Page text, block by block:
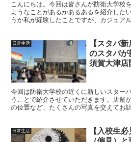
こんにちは。今回は皆さんが防衛大学校
ようなことがあるかあるあるを紹介した
うか私が経験したことですが、カジュア
日常生活
【スタバ
のスタバが
須賀大津店
今回は防衛大学校の近くに新しいスター
うことで紹介させていただきます。店舗
の位置など、たくさんの写真を交えてお
バについて話していきます。
日常生活
【入校生